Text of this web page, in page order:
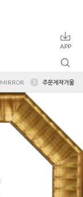
MIRROR 주문제작거울